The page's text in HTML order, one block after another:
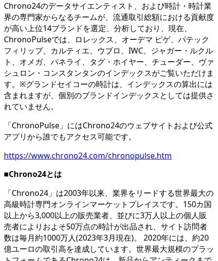
Chrono24のデータサイエンティスト、および時計・時計業
界の専門家からなるチームが、流通取引総額における貢献度
が高い上位14ブランドを選定、分析しており、現在、
ChronoPulseでは、ロレックス、オーデマ ピゲ、パテック
フィリップ、カルティエ、ウブロ、IWC、ジャガー・ルクル
ト、オメガ、パネライ、タグ・ホイヤー、チューダー、ヴァ
シュロン・コンスタンタンのインデックスがご覧いただけま
す。※グランドセイコーの時計は、インデックスの算出には
含まれますが、個別のブランドインデックスとしては提供さ
れていません。
「ChronoPulse」にはChrono24のウェブサイトおよび公式
アプリから誰でもアクセス可能です。
https://www.chrono24.com/chronopulse.htm
■Chrono24とは
「Chrono24」は2003年以来、業界をリードする世界最大の
高級時計専門オンラインマーケットプレイスです。150カ国
以上から3,000以上の販売業者、並びに3万人以上の個人販
売者によりおよそ50万点の時計が出品され、サイト訪問者
数は毎月約1000万人(2023年3月現在)。 2020年には、約20
億ユーロの取引高を達成しています。世界最大規模のプラッ